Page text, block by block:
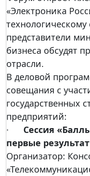
«Электроника
технологическому
представители
бизнеса обсудят
отрасли.
В деловой
совещания с
государственных
предприятий:
· Сессия
первые
Организатор: